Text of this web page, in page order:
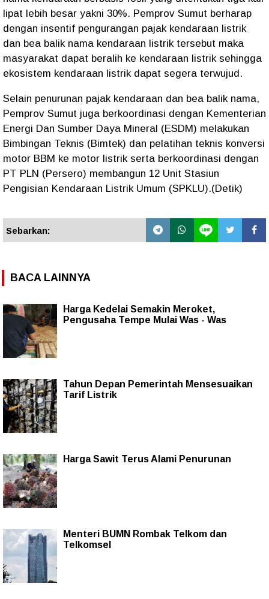
lipat lebih besar yakni 30%. Pemprov Sumut berharap
dengan insentif pengurangan pajak kendaraan listrik
dan bea balik nama kendaraan listrik tersebut maka
masyarakat dapat beralih ke kendaraan listrik sehingga
ekosistem kendaraan listrik dapat segera terwujud.
Selain penurunan pajak kendaraan dan bea balik nama,
Pemprov Sumut juga berkoordinasi dengan Kementerian
Energi Dan Sumber Daya Mineral (ESDM) melakukan
Bimbingan Teknis (Bimtek) dan pelatihan teknis konversi
motor BBM ke motor listrik serta berkoordinasi dengan
PT PLN (Persero) membangun 12 Unit Stasiun
Pengisian Kendaraan Listrik Umum (SPKLU).(Detik)
Sebarkan:
BACA LAINNYA
Harga Kedelai Semakin Meroket,
Pengusaha Tempe Mulai Was - Was
Tahun Depan Pemerintah Mensesuaikan
Tarif Listrik
Harga Sawit Terus Alami Penurunan
Menteri BUMN Rombak Telkom dan
Telkomsel